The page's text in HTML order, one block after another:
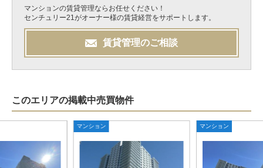
マンションの賃貸管理ならお任せください！
センチュリー21がオーナー様の賃貸経営をサポートします。
賃貸管理のご相談
このエリアの掲載中売買物件
マンション マンション